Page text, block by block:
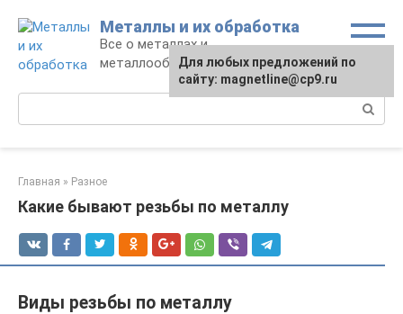
контенту
Металлы и их обработка
Все о металлах и
металлообработке
Главная » Разное
Какие бывают резьбы по металлу
Виды резьбы по металлу
Для любых предложений по
сайту: [email protected]
Для любых предложений по
сайту: magnetline@cp9.ru